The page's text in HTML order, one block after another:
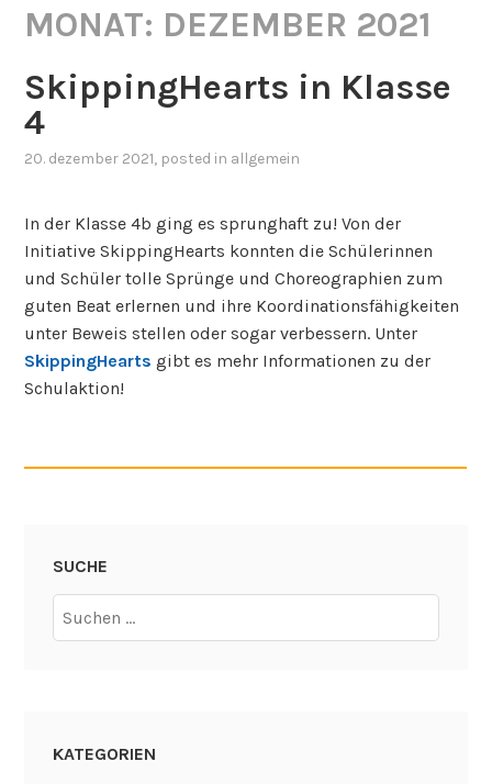
MONAT: DEZEMBER 2021
SkippingHearts in Klasse
4
20. dezember 2021, posted in allgemein
In der Klasse 4b ging es sprunghaft zu! Von der
Initiative SkippingHearts konnten die Schülerinnen
und Schüler tolle Sprünge und Choreographien zum
guten Beat erlernen und ihre Koordinationsfähigkeiten
unter Beweis stellen oder sogar verbessern. Unter
SkippingHearts gibt es mehr Informationen zu der
Schulaktion!
SUCHE
Suchen
nach:
KATEGORIEN